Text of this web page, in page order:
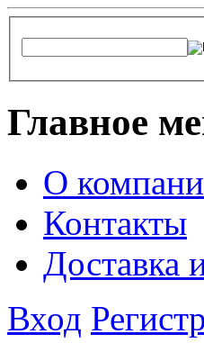
Главное
О
Контакты
Доставка
Вход